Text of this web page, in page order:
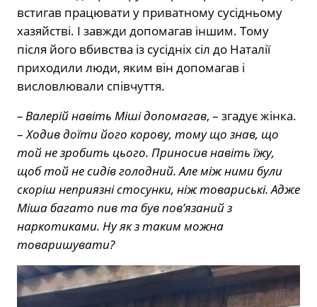
встигав працювати у приватному сусідньому
хазяйстві. І завжди допомагав іншим. Тому
після його вбивства із сусідніх сіл до Наталії
приходили люди, яким він допомагав і
висловлювали співчуття.
– Валерій навіть Міші допомагав, – згадує жінка.
–Ходив доїти його корову, тому що знав, що
той не зробить цього. Приносив навіть їжу,
щоб той не сидів голодний. Але між ними були
скоріш неприязні стосунки, ніж товариські. Адже
Міша багато пив та був пов’язаний з
наркотиками. Ну як з таким можна
товаришувати?